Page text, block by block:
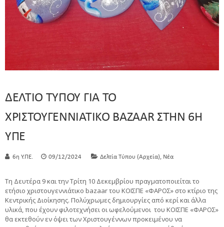
ΔΕΛΤΙΟ ΤΥΠΟΥ ΓΙΑ ΤΟ
ΧΡΙΣΤΟΥΓΕΝΝΙΑΤΙΚΟ BAZAAR ΣΤΗΝ 6Η
ΥΠΕ
6η Υ.ΠΕ. 09/12/2024 Δελτία Τύπου (Αρχεία), Νέα
Τη Δευτέρα 9 και την Τρίτη 10 Δεκεμβρίου πραγματοποιείται το
ετήσιο χριστουγεννιάτικο bazaar του ΚΟΙΣΠΕ «ΦΑΡΟΣ» στο κτίριο της
Κεντρικής Διοίκησης. Πολύχρωμες δημιουργίες από κερί και άλλα
υλικά, που έχουν φιλοτεχνήσει οι ωφελούμενοι του ΚΟΙΣΠΕ «ΦΑΡΟΣ»
θα εκτεθούν εν όψει των Χριστουγέννων προκειμένου να